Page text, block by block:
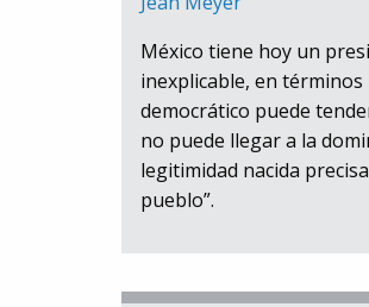
México tiene hoy un
inexplicable, en términos
democrático puede
no puede llegar a la
legitimidad nacida
pueblo”.